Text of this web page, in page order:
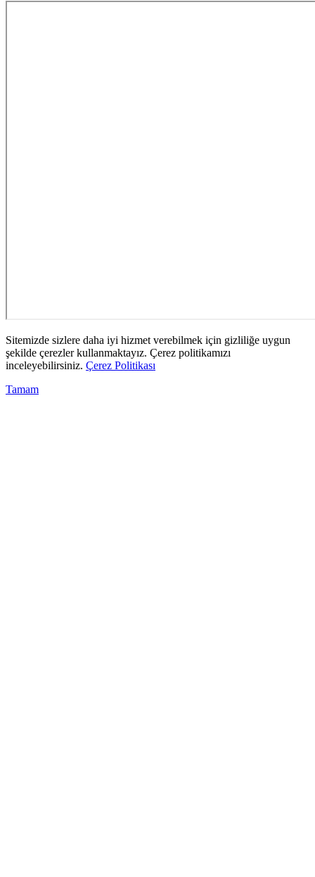
Sitemizde sizlere daha iyi hizmet verebilmek için gizliliğe uygun
şekilde çerezler kullanmaktayız. Çerez politikamızı
inceleyebilirsiniz. Çerez Politikası
Tamam